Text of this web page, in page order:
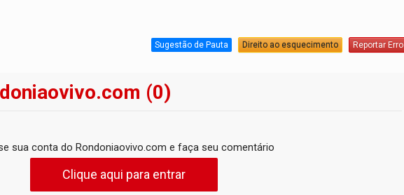
Sugestão de Pauta Direito ao esquecimento Reportar Erro
(0)
sua conta do Rondoniaovivo.com e faça seu comentário
Clique aqui para entrar